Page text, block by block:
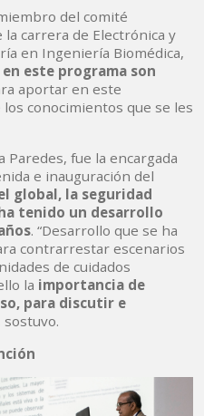
del comité
carrera de Electrónica y
en Ingeniería Biomédica,
este programa son
aportar en este
conocimientos que se les
Paredes, fue la encargada
e inauguración del
global, la seguridad
tenido un desarrollo
. “Desarrollo que se ha
contrarrestar escenarios
de cuidados
la importancia de
para discutir e
sostuvo.